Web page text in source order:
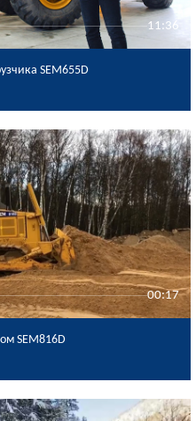
11:36
SEM655D
00:17
SEM816D